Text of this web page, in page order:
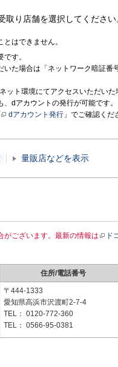
り店舗を選択してください
はできません。
す。
いた場合は「ネットワーク暗証
ット環境にてアクセスいただい
dアカウントの発行が可能です。
dアカウント発行 」でご確認くだ
量販店などを表示
がございます。最新の情報は ド
住所/電話番号
〒444-1333
愛知県高浜市沢渡町2-7-4
TEL： 0120-772-360
TEL： 0566-95-0381